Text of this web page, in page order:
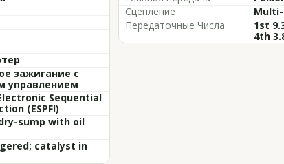
зажигание с
управлением
Sequential
(ESPFI)
sump with oil
catalyst in
Сцепление
Передаточные Числа
1st
4th